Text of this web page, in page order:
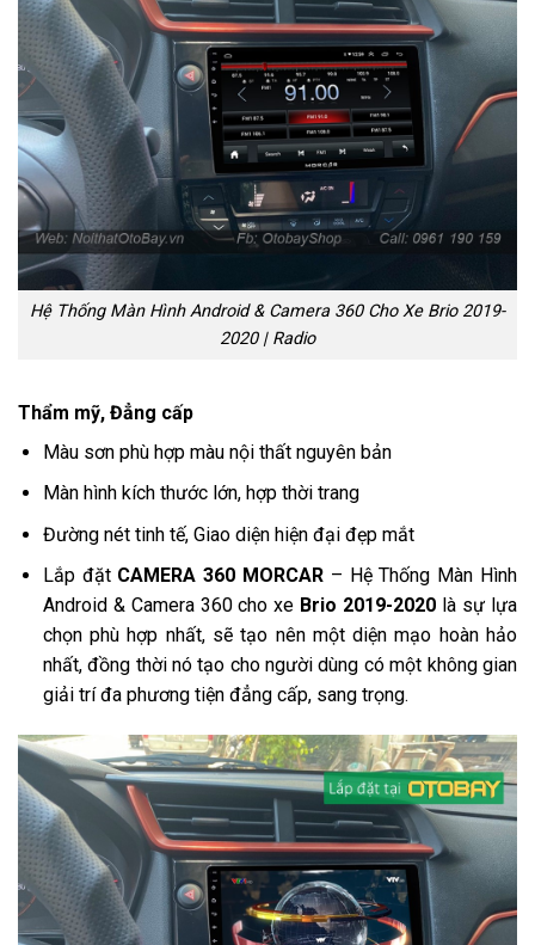
Hệ Thống Màn Hình Android & Camera 360 Cho Xe Brio 2019-
2020 | Radio
Thẩm mỹ, Đẳng cấp
Màu sơn phù hợp màu nội thất nguyên bản
Màn hình kích thước lớn, hợp thời trang
Đường nét tinh tế, Giao diện hiện đại đẹp mắt
Lắp đặt CAMERA 360 MORCAR – Hệ Thống Màn Hình
Android & Camera 360 cho xe Brio 2019-2020 là sự lựa
chọn phù hợp nhất, sẽ tạo nên một diện mạo hoàn hảo
nhất, đồng thời nó tạo cho người dùng có một không gian
giải trí đa phương tiện đẳng cấp, sang trọng.